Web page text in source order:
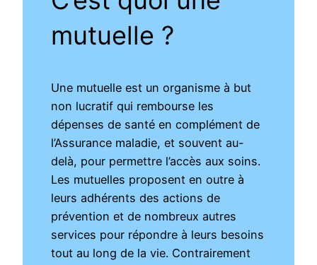
mutuelle ?
Une mutuelle est un organisme à but
non lucratif qui rembourse les
dépenses de santé en complément de
l’Assurance maladie, et souvent au-
delà, pour permettre l’accès aux soins.
Les mutuelles proposent en outre à
leurs adhérents des actions de
prévention et de nombreux autres
services pour répondre à leurs besoins
tout au long de la vie. Contrairement